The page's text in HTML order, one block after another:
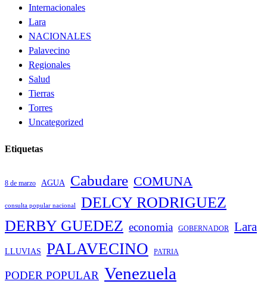
Internacionales
Lara
NACIONALES
Palavecino
Regionales
Salud
Tierras
Torres
Uncategorized
Etiquetas
8 de marzo AGUA Cabudare COMUNA
consulta popular nacional
DELCY RODRIGUEZ
DERBY GUEDEZ economia GOBERNADOR Lara
LLUVIAS PALAVECINO PATRIA
PODER POPULAR Venezuela